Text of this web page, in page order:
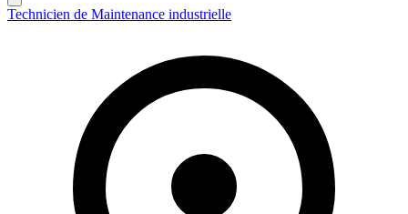
Technicien de Maintenance industrielle